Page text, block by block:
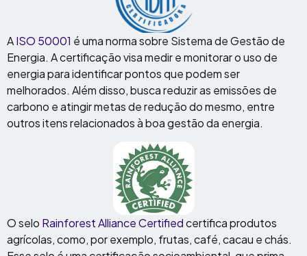
AISO 50001 é uma norma sobre Sistema de Gestão de
Energia. A certificação visa medir e monitorar o uso de
energia para identificar pontos que podem ser
melhorados. Além disso, busca reduzir as emissões de
carbono e atingir metas de redução do mesmo, entre
outros itens relacionados à boa gestão da energia.
O selo Rainforest Alliance Certifiedcertifica produtos
agrícolas, como, por exemplo, frutas, café, cacau e chás.